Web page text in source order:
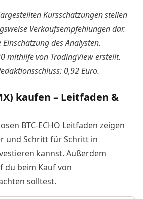
Kursschätzungen stellen
Verkaufsempfehlungen dar.
des Analysten.
mithilfe von TradingViewerstellt.
0,92 Euro.
kaufen – Leitfaden &
BTC-ECHO Leitfaden zeigen
und Schritt für Schritt in
kannst. Außerdem
du beim Kauf von
solltest.